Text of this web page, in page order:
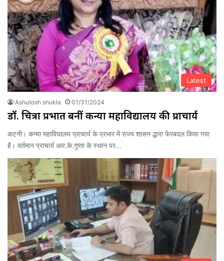
Latest
Ashutosh shukla 01/31/2024
डॉ. चित्रा प्रभात बनीं कन्या महाविद्यालय की प्राचार्य
कटनी। कन्या महाविघालय प्राचार्य के प्रभार में राज्य शासन द्धारा फेरबदल किया गया
है। वर्तमान प्राचार्य आर.के.गुप्ता के स्थान पर…